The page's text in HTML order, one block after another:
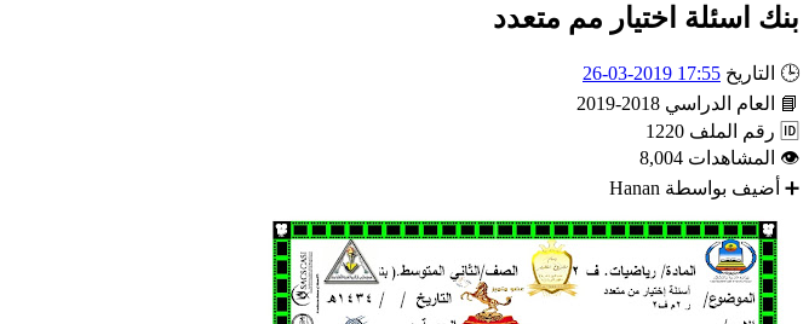
بنك اسئلة اختيار مم متعدد
🕒 التاريخ 17:55 2019-03-26
📘
العام الدراسي 2018-2019
🆔 رقم الملف 1220
👁 المشاهدات 8,004
➕ أضيف بواسطة Hanan